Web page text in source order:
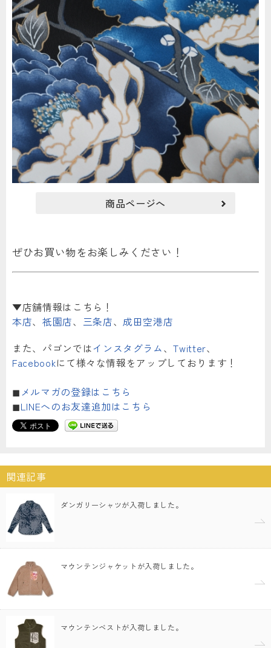
商品ページへ
ぜひお買い物をお楽しみください！
▼店舗情報はこちら！
本店、 祇園店、 三条店、成田空港店
また、パゴンではインスタグラム、Twitter、
Facebookにて様々な情報をアップしております！
◼︎メルマガの登録はこちら
◼︎LINEへのお友達追加はこちら
関連記事
ダンガリーシャツが入荷しました。
マウンテンジャケットが入荷しました。
マウンテンベストが入荷しました。